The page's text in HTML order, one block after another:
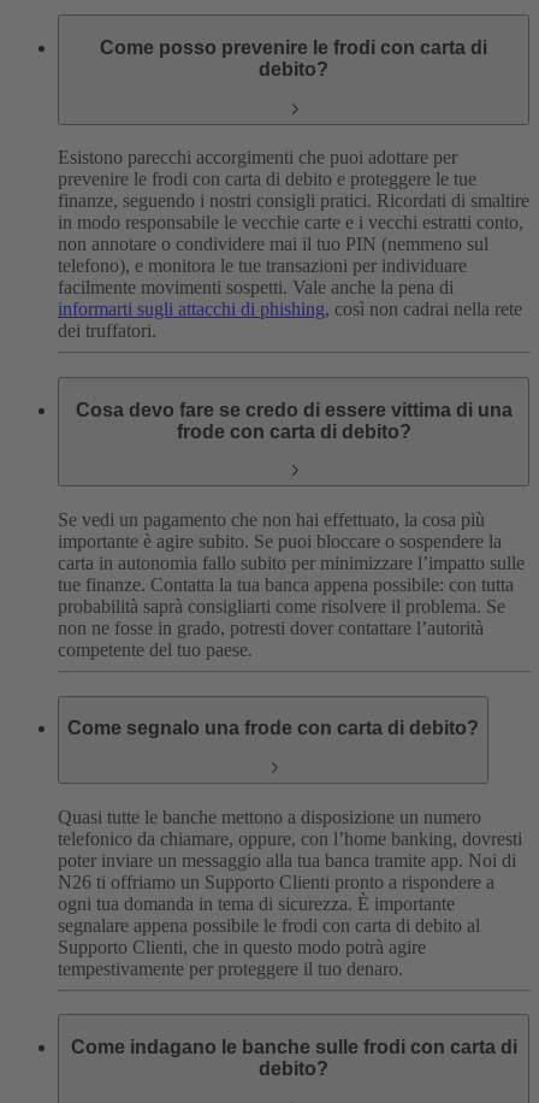
Come posso prevenire le frodi con carta di
debito?
Esistono parecchi accorgimenti che puoi adottare per
prevenire le frodi con carta di debito e proteggere le tue
finanze, seguendo i nostri consigli pratici. Ricordati di smaltire
in modo responsabile le vecchie carte e i vecchi estratti conto,
non annotare o condividere mai il tuo PIN (nemmeno sul
telefono), e monitora le tue transazioni per individuare
facilmente movimenti sospetti. Vale anche la pena di
informarti sugli attacchi di phishing, così non cadrai nella rete
dei truffatori.
Cosa devo fare se credo di essere vittima di una
frode con carta di debito?
Se vedi un pagamento che non hai effettuato, la cosa più
importante è agire subito. Se puoi bloccare o sospendere la
carta in autonomia fallo subito per minimizzare l’impatto sulle
tue finanze. Contatta la tua banca appena possibile: con tutta
probabilità saprà consigliarti come risolvere il problema. Se
non ne fosse in grado, potresti dover contattare l’autorità
competente del tuo paese.
Come segnalo una frode con carta di debito?
Quasi tutte le banche mettono a disposizione un numero
telefonico da chiamare, oppure, con l’home banking, dovresti
poter inviare un messaggio alla tua banca tramite app. Noi di
N26 ti offriamo un Supporto Clienti pronto a rispondere a
ogni tua domanda in tema di sicurezza. È importante
segnalare appena possibile le frodi con carta di debito al
Supporto Clienti, che in questo modo potrà agire
tempestivamente per proteggere il tuo denaro.
Come indagano le banche sulle frodi con carta di
debito?